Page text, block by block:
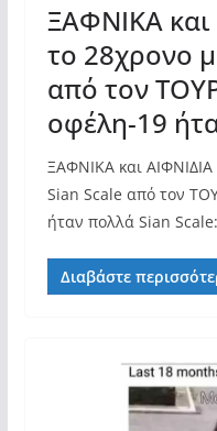
ΞΑΦΝΙΚΑ και
το 28χρονο
από τον
οφέλη-19
ΞΑΦΝΙΚΑ και
Sian Scale από τον
ήταν πολλά Sian Scale:
Διαβάστε